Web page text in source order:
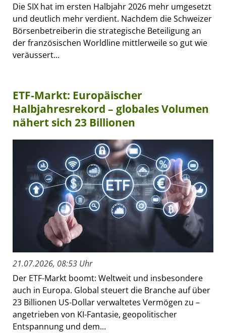
Die SIX hat im ersten Halbjahr 2026 mehr umgesetzt
und deutlich mehr verdient. Nachdem die Schweizer
Börsenbetreiberin die strategische Beteiligung an
der französischen Worldline mittlerweile so gut wie
veräussert...
ETF-Markt: Europäischer
Halbjahresrekord – globales Volumen
nähert sich 23 Billionen
21.07.2026, 08:53 Uhr
Der ETF-Markt boomt: Weltweit und insbesondere
auch in Europa. Global steuert die Branche auf über
23 Billionen US-Dollar verwaltetes Vermögen zu –
angetrieben von KI-Fantasie, geopolitischer
Entspannung und dem...